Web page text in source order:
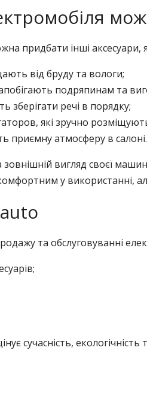
придбати інші аксесуари,
від бруду та вологи;
подряпинам та
зберігати речі в порядку;
які зручно
приємну атмосферу в салоні.
вигляд своєї
у використанні,
та обслуговуванні
сучасність,